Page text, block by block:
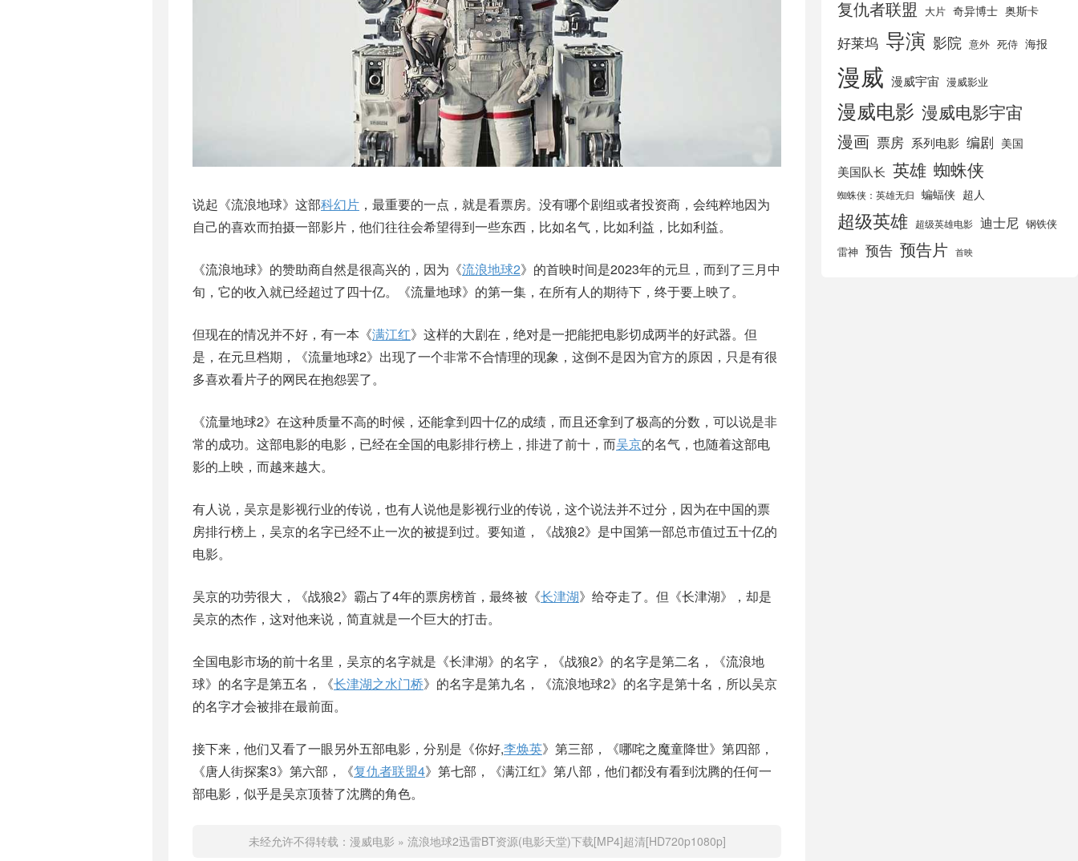
说起《流浪地球》这部科幻片 ，最重要的一点，就是看票房。没有哪个剧组或者投资商，会纯粹地因为
自己的喜欢而拍摄一部影片，他们往往会希望得到一些东西，比如名气，比如利益，比如利益。
《流浪地球》的赞助商自然是很高兴的，因为《流浪地球2》的首映时间是2023年的元旦，而到了三月中
旬，它的收入就已经超过了四十亿。《流量地球》的第一集，在所有人的期待下，终于要上映了。
但现在的情况并不好，有一本《满江红》这样的大剧在，绝对是一把能把电影切成两半的好武器。但
是，在元旦档期，《流量地球2》出现了一个非常不合情理的现象，这倒不是因为官方的原因，只是有很
多喜欢看片子的网民在抱怨罢了。
《流量地球2》在这种质量不高的时候，还能拿到四十亿的成绩，而且还拿到了极高的分数，可以说是非
常的成功。这部电影的电影，已经在全国的电影排行榜上，排进了前十，而吴京的名气，也随着这部电
影的上映，而越来越大。
有人说，吴京是影视行业的传说，也有人说他是影视行业的传说，这个说法并不过分，因为在中国的票
房排行榜上，吴京的名字已经不止一次的被提到过。要知道，《战狼2》是中国第一部总市值过五十亿的
电影。
吴京的功劳很大，《战狼2》霸占了4年的票房榜首，最终被《长津湖》给夺走了。但《长津湖》，却是
吴京的杰作，这对他来说，简直就是一个巨大的打击。
全国电影市场的前十名里，吴京的名字就是《长津湖》的名字，《战狼2》的名字是第二名，《流浪地
球》的名字是第五名，《长津湖之水门桥》的名字是第九名，《流浪地球2》的名字是第十名，所以吴京
的名字才会被排在最前面。
接下来，他们又看了一眼另外五部电影，分别是《你好,李焕英》第三部，《哪咤之魔童降世》第四部，
《唐人街探案3》第六部，《复仇者联盟4》第七部，《满江红》第八部，他们都没有看到沈腾的任何一
部电影，似乎是吴京顶替了沈腾的角色。
未经允许不得转载： 漫威电影 » 流浪地球2迅雷BT资源(电影天堂)下载[MP4]超清[HD720p1080p]
复仇者联盟 大片 奇异博士 奥斯卡
好莱坞 导演 影院 意外 死侍 海报
漫威 漫威宇宙 漫威影业
漫威电影 漫威电影宇宙
漫画 票房 系列电影 编剧 美国
美国队长 英雄 蜘蛛侠
蜘蛛侠：英雄无归 蝙蝠侠 超人
超级英雄 超级英雄电影 迪士尼 钢铁侠
雷神 预告 预告片 首映